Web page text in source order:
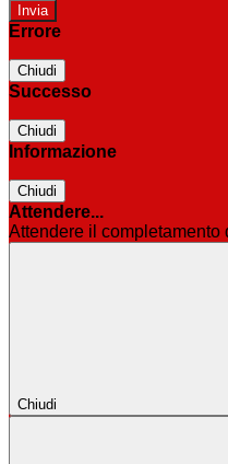
Errore
Chiudi
Successo
Chiudi
Informazione
Chiudi
Attendere...
Attendere il completamento
Chiudi